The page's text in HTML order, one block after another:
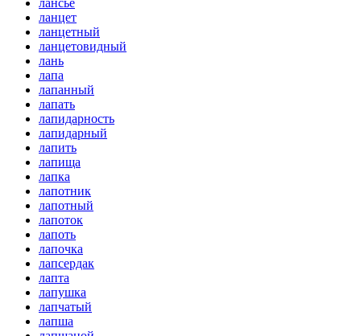
ланцет
ланцетный
ланцетовидный
лань
лапа
лапанный
лапать
лапидарность
лапидарный
лапить
лапища
лапка
лапотник
лапотный
лапоток
лапоть
лапочка
лапсердак
лапта
лапушка
лапчатый
лапша